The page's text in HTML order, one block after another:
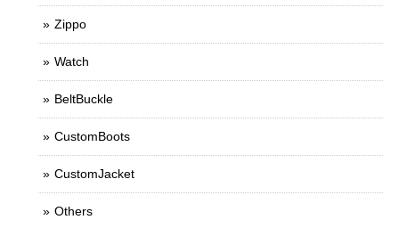
Zippo
Watch
BeltBuckle
CustomBoots
CustomJacket
Others